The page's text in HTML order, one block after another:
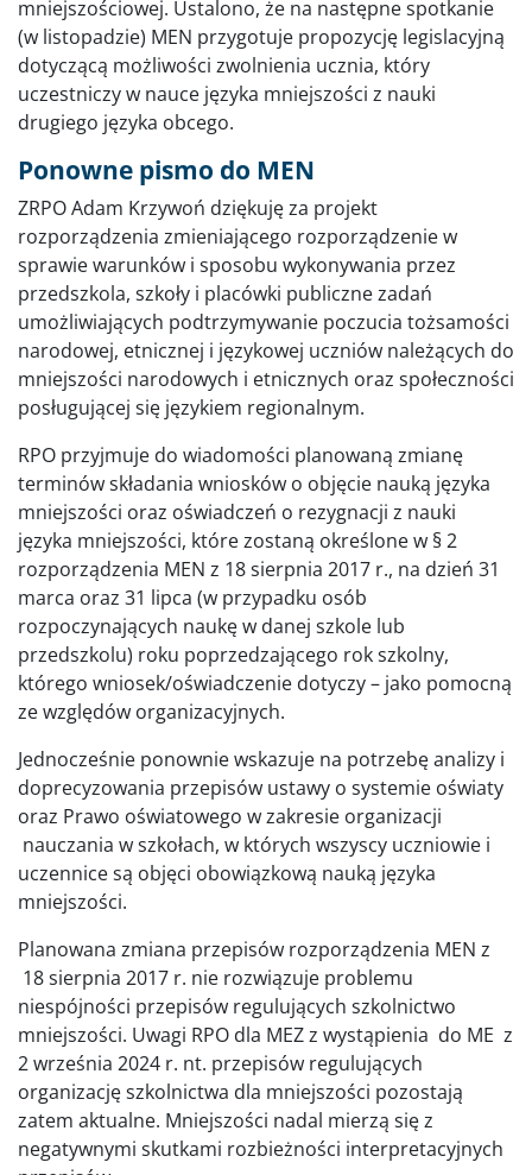
mniejszościowej. Ustalono, że na następne spotkanie
(w listopadzie) MEN przygotuje propozycję legislacyjną
dotyczącą możliwości zwolnienia ucznia, który
uczestniczy w nauce języka mniejszości z nauki
drugiego języka obcego.
Ponowne pismo do MEN
ZRPO Adam Krzywoń dziękuję za projekt
rozporządzenia zmieniającego rozporządzenie w
sprawie warunków i sposobu wykonywania przez
przedszkola, szkoły i placówki publiczne zadań
umożliwiających podtrzymywanie poczucia tożsamości
narodowej, etnicznej i językowej uczniów należących do
mniejszości narodowych i etnicznych oraz społeczności
posługującej się językiem regionalnym.
RPO przyjmuje do wiadomości planowaną zmianę
terminów składania wniosków o objęcie nauką języka
mniejszości oraz oświadczeń o rezygnacji z nauki
języka mniejszości, które zostaną określone w § 2
rozporządzenia MEN z 18 sierpnia 2017 r., na dzień 31
marca oraz 31 lipca (w przypadku osób
rozpoczynających naukę w danej szkole lub
przedszkolu) roku poprzedzającego rok szkolny,
którego wniosek/oświadczenie dotyczy – jako pomocną
ze względów organizacyjnych.
Jednocześnie ponownie wskazuje na potrzebę analizy i
doprecyzowania przepisów ustawy o systemie oświaty
oraz Prawo oświatowego w zakresie organizacji
nauczania w szkołach, w których wszyscy uczniowie i
uczennice są objęci obowiązkową nauką języka
mniejszości.
Planowana zmiana przepisów rozporządzenia MEN z
18 sierpnia 2017 r. nie rozwiązuje problemu
niespójności przepisów regulujących szkolnictwo
mniejszości. Uwagi RPO dla MEZ z wystąpienia do ME z
2 września 2024 r. nt. przepisów regulujących
organizację szkolnictwa dla mniejszości pozostają
zatem aktualne. Mniejszości nadal mierzą się z
negatywnymi skutkami rozbieżności interpretacyjnych